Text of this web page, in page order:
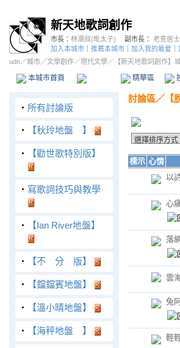
新天地歌詞創作
市長： 林潮叔(毗太子) 副市長： 老查居
加入本城市
推薦本城市 加入我的最愛
udn／城市／文學創作／現代文學／ 【新天地歌詞創作】
本城市首頁 精華區
‧ 所有討論版
‧ 【秋玲地盤 】
‧ 【勸世歌特別版】
‧ 寫歌詞技巧與教學
‧ 【Ian River地盤】
‧ 【不 分 版】
‧ 【鐺鐺賓地盤】
‧ 【溫小晴地盤】
‧ 【海秤地盤 】
討論區／
標示 心情
以
心
落
雲
兔
輕